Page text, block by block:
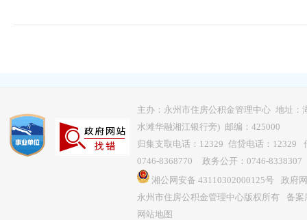
主办：永州市住房公积金管理中心 地址：
水滩华融湘江银行旁) 邮编：425000
归集支取电话：12329 信贷电话：12329
0746-8368770 政务公开：0746-8338307
湘公网安备 43110302000125号
政府
永州市住房公积金管理中心版权所有 备案
网站地图